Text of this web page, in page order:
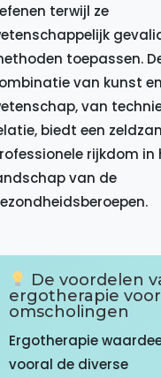
terwijl ze
toepassen.
van kunst en
van
biedt een
rijkdom in
van de
De voordelen
ergotherapie voor
omscholingen
Ergotherapie
vooral de diverse